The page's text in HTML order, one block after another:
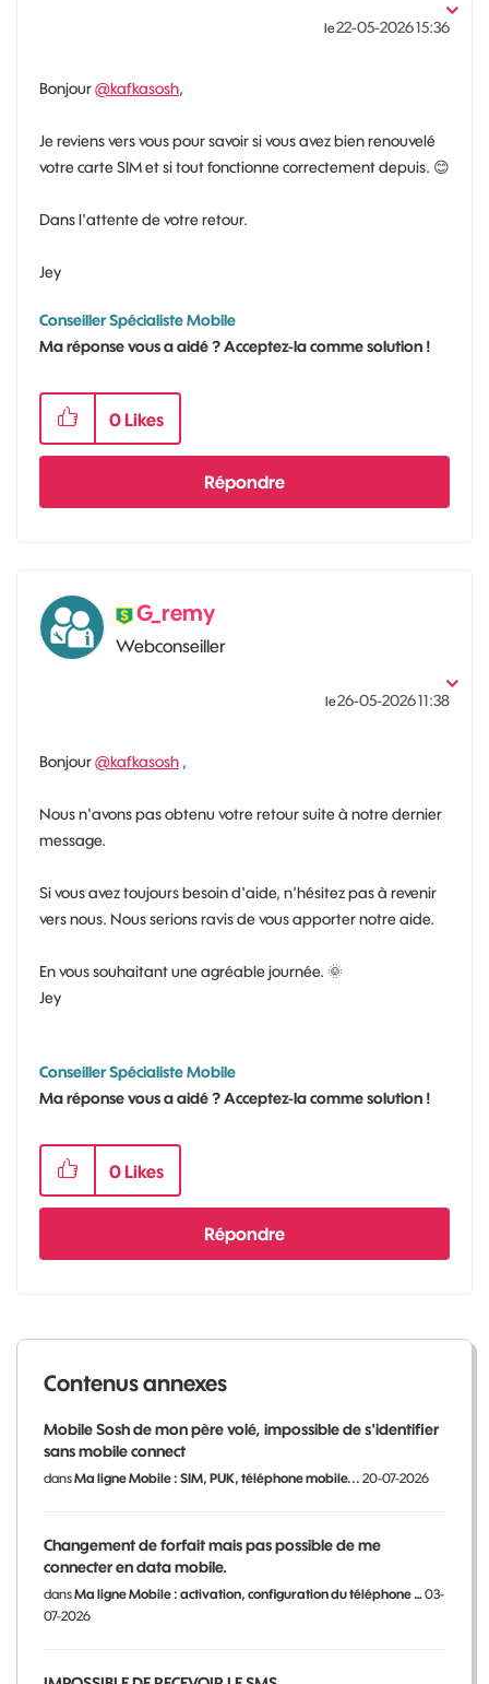
le‎22-05-202615:36
Bonjour@kafkasosh,
Je reviens vers vous pour savoir si vous avez bien renouvelé
votre carte SIM et si tout fonctionne correctement depuis. 😊
Dans l'attente de votre retour.
Jey
Conseiller Spécialiste Mobile
Ma réponse vous a aidé ? Acceptez-la comme solution !
0 Likes
Répondre
G_remy
Webconseiller
le‎26-05-202611:38
Bonjour@kafkasosh ,
Nous n'avons pas obtenu votre retour suite à notre dernier
message.
Si vous avez toujours besoin d'aide, n'hésitez pas à revenir
vers nous. Nous serions ravis de vous apporter notre aide.
En vous souhaitant une agréable journée. 🌞
Jey
Conseiller Spécialiste Mobile
Ma réponse vous a aidé ? Acceptez-la comme solution !
0 Likes
Répondre
Contenus annexes
Mobile Sosh de mon père volé, impossible de s'identifier
sans mobile connect
dansMa ligne Mobile : SIM, PUK, téléphone mobile... 20-07-2026
Changement de forfait mais pas possible de me
connecter en data mobile.
dansMa ligne Mobile : activation, configuration du téléphone … 03-
07-2026